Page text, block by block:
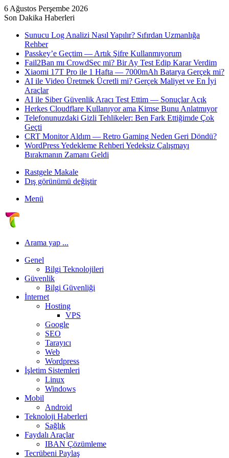
6 Ağustos Perşembe 2026
Son Dakika Haberleri
Sunucu Log Analizi Nasıl Yapılır? Sıfırdan Uzmanlığa
Rehber
Passkey’e Geçtim — Artık Şifre Kullanmıyorum
Fail2Ban mı CrowdSec mi? Bir Ay Test Edip Karar Verdim
Xiaomi 17T Pro ile 1 Hafta — 7000mAh Batarya Gerçek mi?
AI ile Video Üretmek Ücretli mi? Gerçek Maliyet ve En İyi
Araçlar
AI ile Siber Güvenlik Aracı Test Ettim — Sonuçlar Açık
Herkes Cloudflare Kullanıyor ama Kimse Bunu Anlatmıyor
Telefonunuzdaki Gizli Tehlikeler: Ben Fark Ettiğimde Çok
Geçti
CRT Monitor Aldım — Retro Gaming Neden Geri Döndü?
WordPress Yedekleme Rehberi Yedeksiz Çalışmayı
Bırakmanın Zamanı Geldi
Rastgele Makale
Dış görünümü değiştir
Menü
Arama yap ...
Genel
Bilgi Teknolojileri
Güvenlik
Bilgi Güvenliği
İnternet
Hosting
VPS
Google
SEO
Tarayıcı
Web
Wordpress
İşletim Sistemleri
Linux
Windows
Mobil
Android
Teknoloji Haberleri
Sağlık
Faydalı Araçlar
IBAN Çözümleme
Tecrübeni Paylaş